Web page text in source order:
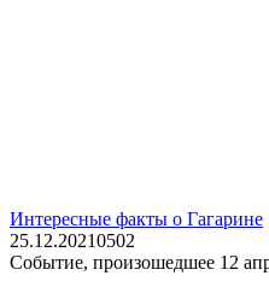
Интересные факты о Гагарине
25.12.20210502
Событие, произошедшее 12